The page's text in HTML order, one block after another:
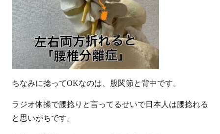
ちなみに捻ってOKなのは、股関節と背中です。
ラジオ体操で腰捻りと言ってるせいで日本人は腰捻れる
と思いがちです。